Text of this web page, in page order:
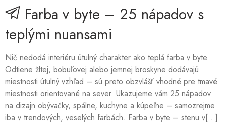
Farba v byte – 25 nápadov s
teplými nuansami
Nič nedodá interiéru útulný charakter ako teplá farba v byte.
Odtiene žltej, bobuľovej alebo jemnej broskyne dodávajú
miestnosti útulný vzhľad – sú preto obzvlášť vhodné pre tmavé
miestnosti orientované na sever. Ukazujeme vám 25 nápadov
na dizajn obývačky, spálne, kuchyne a kúpeľne – samozrejme
iba v trendových, veselých farbách. Farba v byte – stenu v[...]